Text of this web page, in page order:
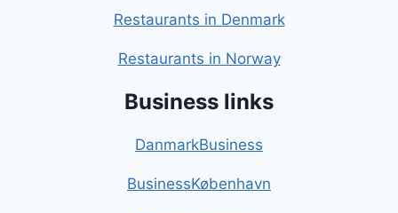
Restaurants in Denmark
Restaurants in Norway
Business links
DanmarkBusiness
BusinessKøbenhavn